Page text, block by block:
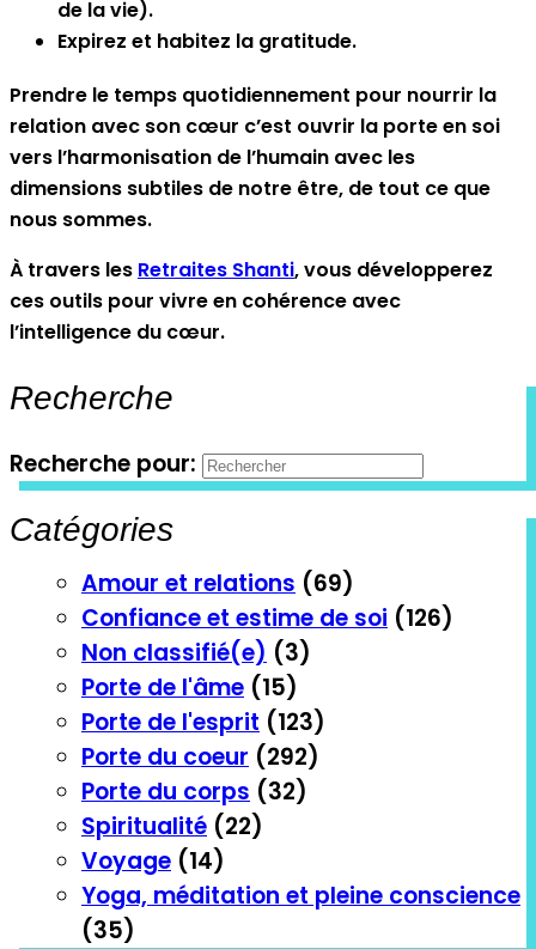
de la vie).
Expirez et habitez la gratitude.
Prendre le temps quotidiennement pour nourrir la
relation avec son cœur c’est ouvrir la porte en soi
vers l’harmonisation de l’humain avec les
dimensions subtiles de notre être, de tout ce que
nous sommes.
À travers les Retraites Shanti, vous développerez
ces outils pour vivre en cohérence avec
l’intelligence du cœur.
Recherche
Recherche pour:
Catégories
Amour et relations (69)
Confiance et estime de soi (126)
Non classifié(e) (3)
Porte de l'âme (15)
Porte de l'esprit (123)
Porte du coeur (292)
Porte du corps (32)
Spiritualité (22)
Voyage (14)
Yoga, méditation et pleine conscience
(35)